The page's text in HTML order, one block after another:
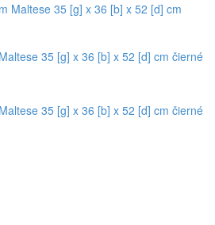
35 [g] x 36 [b] x 52 [d] cm čierné
35 [g] x 36 [b] x 52 [d] cm čierné